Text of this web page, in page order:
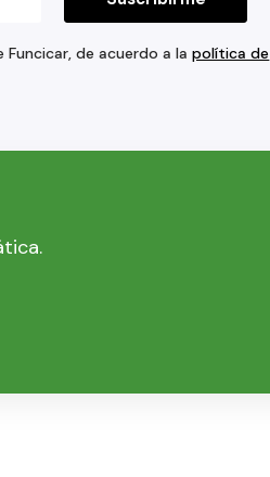
de acuerdo a lapolítica de